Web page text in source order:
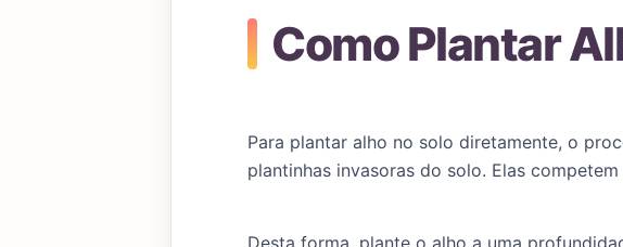
Como Plantar
Para plantar alho no solo diretamente, o
plantinhas invasoras do solo. Elas